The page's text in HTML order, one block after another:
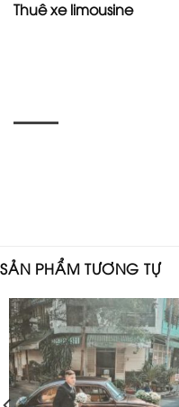
Thuê xe limousine
SẢN PHẨM TƯƠNG TỰ